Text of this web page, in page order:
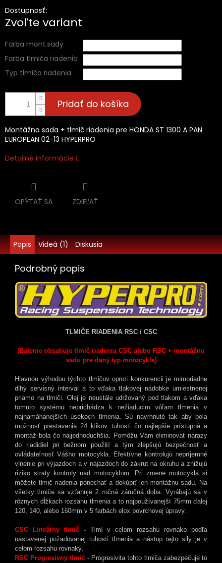
Jednotková
cena:
Dostupnosť:
Zvoľte variant
Farba mont.sady
Farba tlmiča riadenia
Typ tlmiča riadenia
Pridať do košíka
Montážna sada + tlmič riadenia pre HONDA ST 1300 A PAN
EUROPEAN 02-13 HYPERPRO
Detailné informácie
OPÝTAŤ SA ZDIEĽAŤ
Popis Videá (1) Diskusia
Podrobný popis
TLMIČE RIADENIA RSC / CSC
(Balenie obsahuje tlmič riadenia CSC alebo RSC + montážnu
sadu pre daný typ motocykla)
Hlavnou výhodou týchto tlmičov oproti konkurencii je mimoriadne
dlhý servisný interval a to vďaka tlakovej nádobke umiestnenej
priamo na tlmiči. Olej je neustále udržovaný pod tlakom a vďaka
tomuto systému neprichádza k nežiaducim vôľam tlmenia v
najnamáhanejších úsekoch tlmenia. Sú navrhnuté tak aby bola
možnosť prestavenia 24 klikov tuhosti čo najlepšie prístupná a
montáž bola čo najjednoduchšia. Pomôžu Vám eliminovať nárazy
do riadidiel pri bežnom použití a tým zlepšujú bezpečnosť a
ovládateľnosť Vášho motocykla. Efektívne kontrolujú nepríjemné
vlnenie pri výjazdoch a v nájazdoch do zákrut na okruhu a znižujú
riziko straty kontroly nad motocyklom. Pri zmene motocykla si
môžete tlmič riadenia ponechať a dokúpiť len montážnu sadu. Na
všetky tlmiče sa vzťahuje 2 ročná záručná doba. Vyrábajú sa v
rôznych dĺžkach rozsahu tlmenia a to najpoužívanejší 75mm ďalej
120, 140, alebo 160mm v 5 farbách elox povrchovej úpravy.
CSC Lineárny tlmič-Tlmí v celom rozsahu rovnako podľa
nastavenej požadovanej tuhosti tlmenia a nástup tejto sily je v
celom rozsahu rovnaký.
RSC Progresívny tlmič - Progresivita tohto tlmiča zabezpečuje to